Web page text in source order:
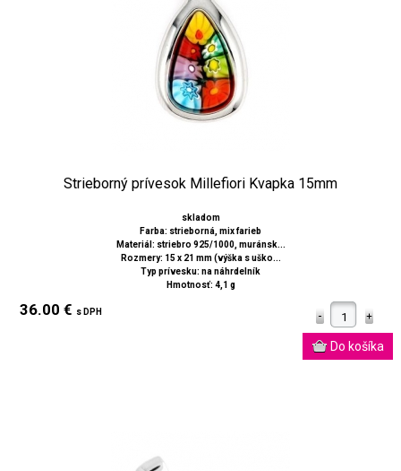
Strieborný prívesok Millefiori Kvapka 15mm
skladom
Farba: strieborná, mix farieb
Materiál: striebro 925/1000, muránsk...
Rozmery: 15 x 21 mm (výška s uško...
Typ prívesku: na náhrdelník
Hmotnosť: 4,1 g
36.00 € s DPH